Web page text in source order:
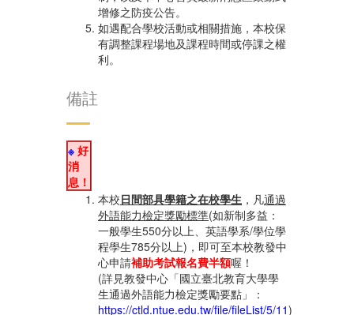
增修之防疫公告。
如遇配合學校活動或相關措施，本校保
有調整課程場地及課程時間或停課之權
利。
備註
※ 好
消
息！
本校日間部具學籍之在校學生 ，凡通過
外語能力檢定獎勵標準(如新制多益：
一般學生550分以上、英語學系/學位學
程學生785分以上)，即可至本校教發中
心申請補助考試報名費半額喔！
(詳見教發中心「國立臺北教育大學學
生通過外語能力檢定獎勵要點」：
https://ctld.ntue.edu.tw/file/fileList/5/11)